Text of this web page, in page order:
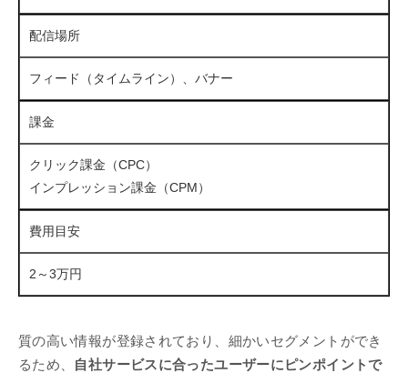
配信場所
フィード（タイムライン）、バナー
課金
クリック課金（CPC）
インプレッション課金（CPM）
費用目安
2～3万円
質の高い情報が登録されており、細かいセグメントができ
るため、 自社サービスに合ったユーザーにピンポイントで